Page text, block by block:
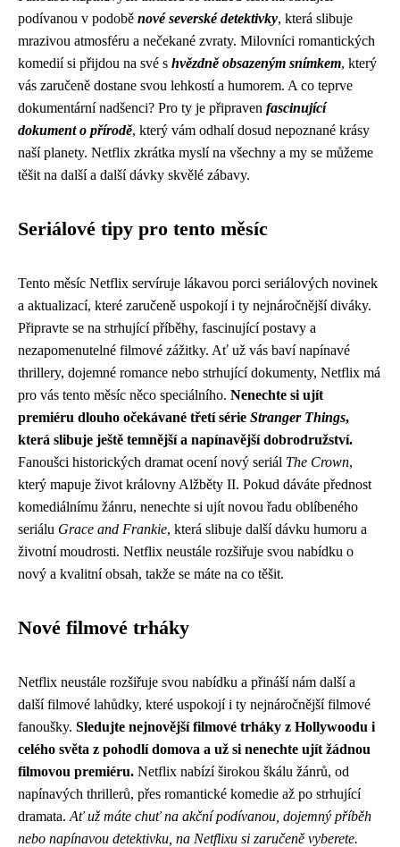
podívanou v podobě nové severské detektivky, která slibuje
mrazivou atmosféru a nečekané zvraty. Milovníci romantických
komedií si přijdou na své s hvězdně obsazeným snímkem, který
vás zaručeně dostane svou lehkostí a humorem. A co teprve
dokumentární nadšenci? Pro ty je připraven fascinující
dokument o přírodě, který vám odhalí dosud nepoznané krásy
naší planety. Netflix zkrátka myslí na všechny a my se můžeme
těšit na další a další dávky skvělé zábavy.
Seriálové tipy pro tento měsíc
Tento měsíc Netflix servíruje lákavou porci seriálových novinek
a aktualizací, které zaručeně uspokojí i ty nejnáročnější diváky.
Připravte se na strhující příběhy, fascinující postavy a
nezapomenutelné filmové zážitky. Ať už vás baví napínavé
thrillery, dojemné romance nebo strhující dokumenty, Netflix má
pro vás tento měsíc něco speciálního. Nenechte si ujít
premiéru dlouho očekávané třetí série Stranger Things,
která slibuje ještě temnější a napínavější dobrodružství.
Fanoušci historických dramat ocení nový seriál The Crown,
který mapuje život královny Alžběty II. Pokud dáváte přednost
komediálnímu žánru, nenechte si ujít novou řadu oblíbeného
seriálu Grace and Frankie, která slibuje další dávku humoru a
životní moudrosti. Netflix neustále rozšiřuje svou nabídku o
nový a kvalitní obsah, takže se máte na co těšit.
Nové filmové trháky
Netflix neustále rozšiřuje svou nabídku a přináší nám další a
další filmové lahůdky, které uspokojí i ty nejnáročnější filmové
fanoušky. Sledujte nejnovější filmové trháky z Hollywoodu i
celého světa z pohodlí domova a už si nenechte ujít žádnou
filmovou premiéru. Netflix nabízí širokou škálu žánrů, od
napínavých thrillerů, přes romantické komedie až po strhující
dramata. Ať už máte chuť na akční podívanou, dojemný příběh
nebo napínavou detektivku, na Netflixu si zaručeně vyberete.